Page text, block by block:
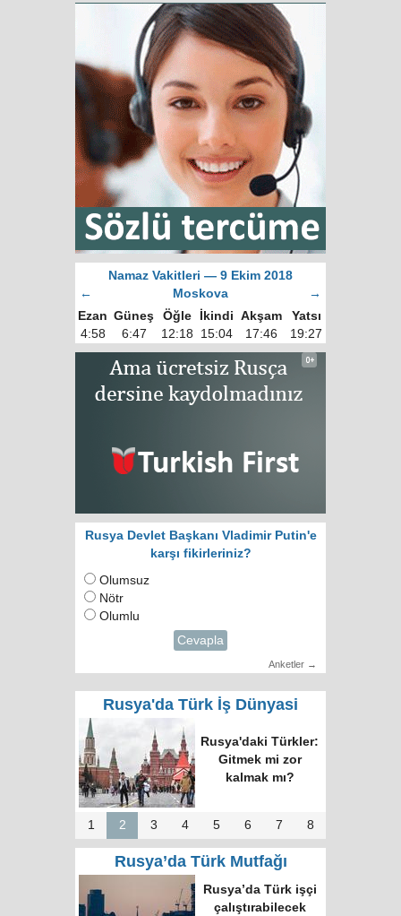
Namaz Vakitleri — 9 Ekim 2018
←
Moskova
→
Ezan Güneş Öğle İkindi Akşam
Yatsı
4:58
6:47 12:18 15:04 17:46 19:27
Rusya Devlet Başkanı Vladimir Putin'e
karşı fikirleriniz?
Olumsuz
Nötr
Olumlu
Cevapla
Anketler →
Rusya'da Türk İş Dünyasi
Rusya'daki Türkler:
Gitmek mi zor
kalmak mı?
1 2 3 4 5 6 7 8
Rusya’da Türk Mutfağı
Rusya’da Türk işçi
çalıştırabilecek